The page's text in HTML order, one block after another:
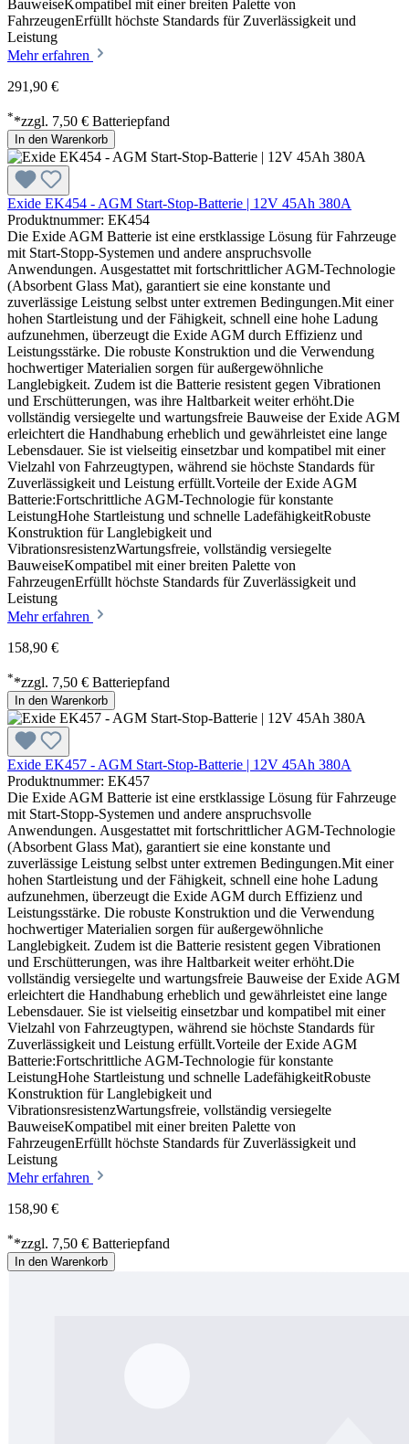
BauweiseKompatibel mit einer breiten Palette von
FahrzeugenErfüllt höchste Standards für Zuverlässigkeit und
Leistung
Mehr erfahren
291,90 €
**zzgl. 7,50 € Batteriepfand
In den Warenkorb
Exide EK454 - AGM Start-Stop-Batterie | 12V 45Ah 380A
Produktnummer: EK454
Die Exide AGM Batterie ist eine erstklassige Lösung für Fahrzeuge
mit Start-Stopp-Systemen und andere anspruchsvolle
Anwendungen. Ausgestattet mit fortschrittlicher AGM-Technologie
(Absorbent Glass Mat), garantiert sie eine konstante und
zuverlässige Leistung selbst unter extremen Bedingungen.Mit einer
hohen Startleistung und der Fähigkeit, schnell eine hohe Ladung
aufzunehmen, überzeugt die Exide AGM durch Effizienz und
Leistungsstärke. Die robuste Konstruktion und die Verwendung
hochwertiger Materialien sorgen für außergewöhnliche
Langlebigkeit. Zudem ist die Batterie resistent gegen Vibrationen
und Erschütterungen, was ihre Haltbarkeit weiter erhöht.Die
vollständig versiegelte und wartungsfreie Bauweise der Exide AGM
erleichtert die Handhabung erheblich und gewährleistet eine lange
Lebensdauer. Sie ist vielseitig einsetzbar und kompatibel mit einer
Vielzahl von Fahrzeugtypen, während sie höchste Standards für
Zuverlässigkeit und Leistung erfüllt.Vorteile der Exide AGM
Batterie:Fortschrittliche AGM-Technologie für konstante
LeistungHohe Startleistung und schnelle LadefähigkeitRobuste
Konstruktion für Langlebigkeit und
VibrationsresistenzWartungsfreie, vollständig versiegelte
BauweiseKompatibel mit einer breiten Palette von
FahrzeugenErfüllt höchste Standards für Zuverlässigkeit und
Leistung
Mehr erfahren
158,90 €
**zzgl. 7,50 € Batteriepfand
In den Warenkorb
Exide EK457 - AGM Start-Stop-Batterie | 12V 45Ah 380A
Produktnummer: EK457
Die Exide AGM Batterie ist eine erstklassige Lösung für Fahrzeuge
mit Start-Stopp-Systemen und andere anspruchsvolle
Anwendungen. Ausgestattet mit fortschrittlicher AGM-Technologie
(Absorbent Glass Mat), garantiert sie eine konstante und
zuverlässige Leistung selbst unter extremen Bedingungen.Mit einer
hohen Startleistung und der Fähigkeit, schnell eine hohe Ladung
aufzunehmen, überzeugt die Exide AGM durch Effizienz und
Leistungsstärke. Die robuste Konstruktion und die Verwendung
hochwertiger Materialien sorgen für außergewöhnliche
Langlebigkeit. Zudem ist die Batterie resistent gegen Vibrationen
und Erschütterungen, was ihre Haltbarkeit weiter erhöht.Die
vollständig versiegelte und wartungsfreie Bauweise der Exide AGM
erleichtert die Handhabung erheblich und gewährleistet eine lange
Lebensdauer. Sie ist vielseitig einsetzbar und kompatibel mit einer
Vielzahl von Fahrzeugtypen, während sie höchste Standards für
Zuverlässigkeit und Leistung erfüllt.Vorteile der Exide AGM
Batterie:Fortschrittliche AGM-Technologie für konstante
LeistungHohe Startleistung und schnelle LadefähigkeitRobuste
Konstruktion für Langlebigkeit und
VibrationsresistenzWartungsfreie, vollständig versiegelte
BauweiseKompatibel mit einer breiten Palette von
FahrzeugenErfüllt höchste Standards für Zuverlässigkeit und
Leistung
Mehr erfahren
158,90 €
**zzgl. 7,50 € Batteriepfand
In den Warenkorb